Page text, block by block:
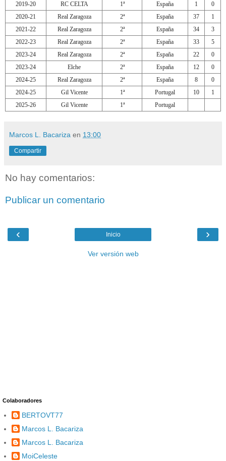
2019-20
RC CELTA 1ª España 1
0
2020-21
Real Zaragoza 2ª España 37
1
2021-22
Real Zaragoza 2ª España 34
3
2022-23
Real Zaragoza 2ª España 33
5
2023-24
Real Zaragoza 2ª España 22
0
2023-24
Elche 2ª España 12
0
2024-25
Real Zaragoza 2ª España 8
0
2024-25
Gil Vicente 1ª Portugal 10
1
2025-26
Gil Vicente 1ª Portugal
Marcos L. Bacariza en 13:00
Compartir
No hay comentarios:
Publicar un comentario
‹ ›
Inicio
Ver versión web
Colaboradores
BERTOVT77
Marcos L. Bacariza
Marcos L. Bacariza
MoiCeleste